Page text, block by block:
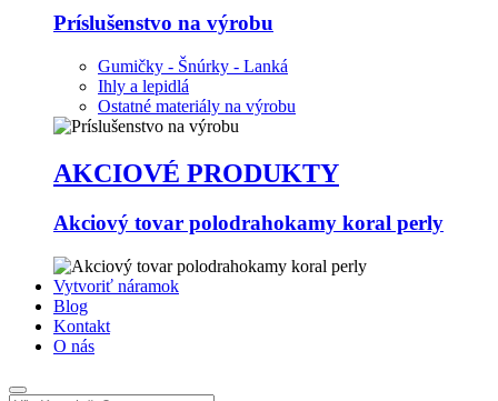
Príslušenstvo na výrobu
Gumičky - Šnúrky - Lanká
Ihly a lepidlá
Ostatné materiály na výrobu
AKCIOVÉ PRODUKTY
Akciový tovar polodrahokamy koral perly
Vytvoriť náramok
Blog
Kontakt
O nás